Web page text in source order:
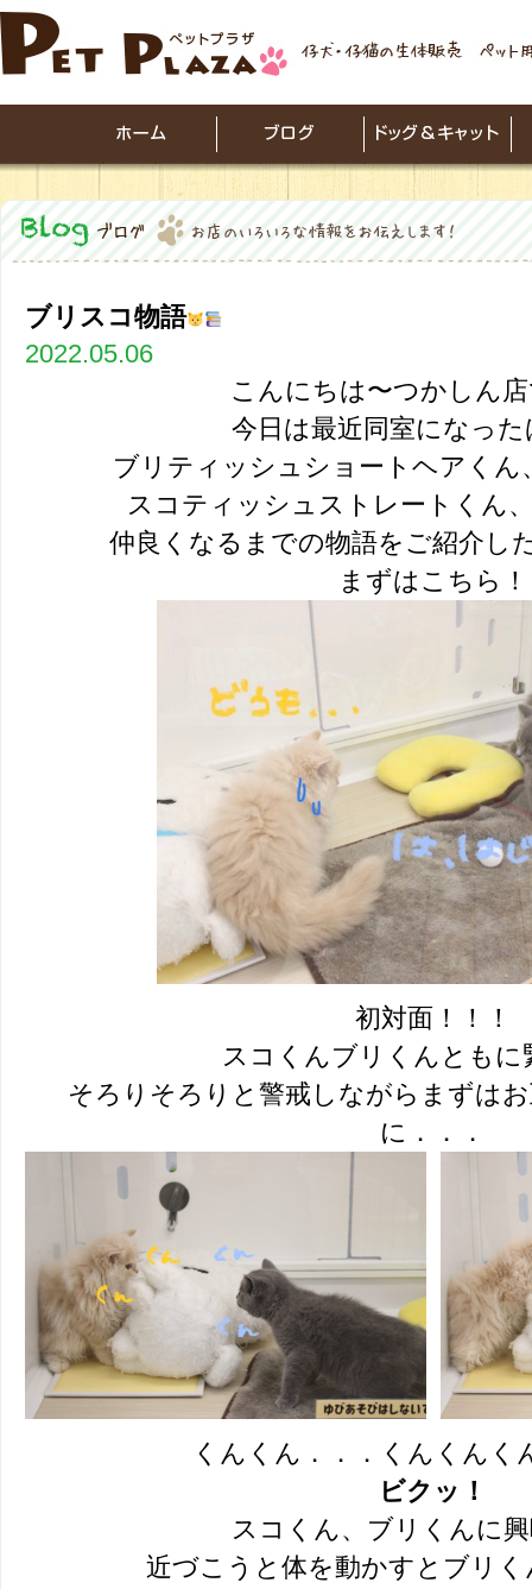
ブリスコ物語
2022.05.06
こんにちは〜つかしん
今日は最近同室になっ
ブリティッシュショートヘアくん
スコティッシュストレートくん
仲良くなるまでの物語をご紹介し
まずはこちら！
初対面！！！
スコくんブリくんともに
そろりそろりと警戒しながらまずは
に．．．
くんくん．．．くんくんく
ビクッ！
スコくん、ブリくんに
近づこうと体を動かすとブリ